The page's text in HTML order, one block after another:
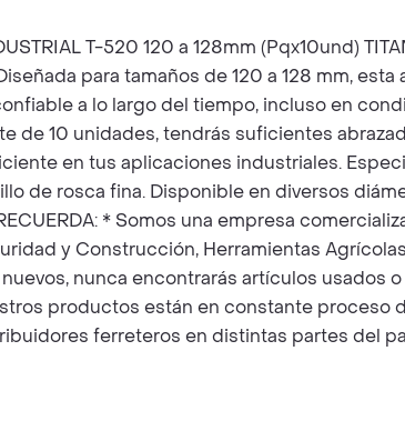
T-520 120 a 128mm (Pqx10und)
para tamaños de 120 a 128 mm,
a lo largo del tiempo, incluso en
de 10 unidades, tendrás suficientes
en tus aplicaciones industriales.
de rosca fina. Disponible en diversos
* Somos una empresa
y Construcción, Herramientas
nunca encontrarás artículos
productos están en constante
ferreteros en distintas partes del